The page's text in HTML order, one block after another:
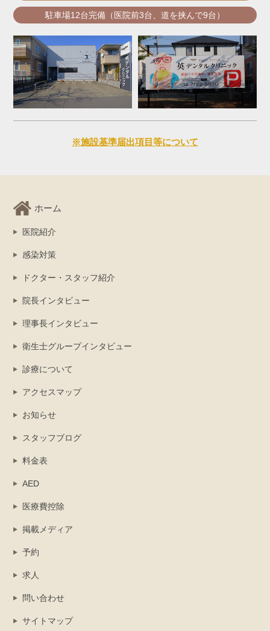
駐車場12台完備（医院前3台、道を挟んで9台）
※施設基準届出項目等について
ホーム
医院紹介
感染対策
ドクター・スタッフ紹介
院長インタビュー
理事長インタビュー
衛生士グループインタビュー
診療について
アクセスマップ
お知らせ
スタッフブログ
料金表
AED
医療費控除
掲載メディア
予約
求人
問い合わせ
サイトマップ